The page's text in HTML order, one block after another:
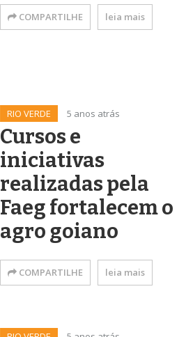
COMPARTILHE leia mais
RIO VERDE 5 anos atrás
Cursos e
iniciativas
realizadas pela
Faeg fortalecem o
agro goiano
COMPARTILHE leia mais